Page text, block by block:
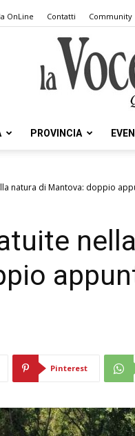
OnLine Contatti Community
PROVINCIA
natura di Mantova: doppio
Pinterest